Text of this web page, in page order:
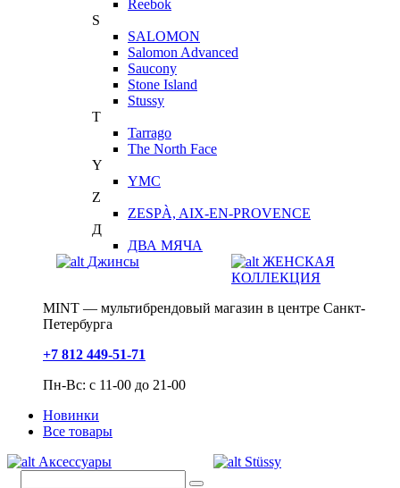
Reebok
S
SALOMON
Salomon Advanced
Saucony
Stone Island
Stussy
T
Tarrago
The North Face
Y
YMC
Z
ZESPÀ, AIX-EN-PROVENCE
Д
ДВА МЯЧА
Джинсы
ЖЕНСКАЯ
КОЛЛЕКЦИЯ
MINT — мультибрендовый магазин в центре Санкт-
Петербурга
+7 812 449-51-71
Пн-Вс: с 11-00 до 21-00
Новинки
Все товары
Аксессуары
Stüssy